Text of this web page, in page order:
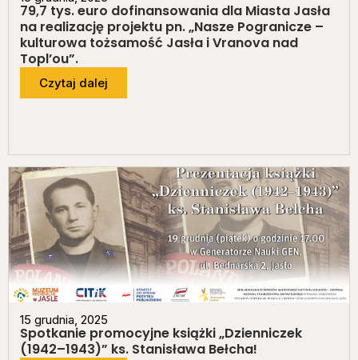
79,7 tys. euro dofinansowania dla Miasta Jasła
na realizację projektu pn. „Nasze Pogranicze –
kulturowa tożsamość Jasła i Vranova nad
Topl’ou”.
Czytaj dalej
15 grudnia, 2025
Spotkanie promocyjne książki „Dzienniczek
(1942–1943)” ks. Stanisława Bełcha!